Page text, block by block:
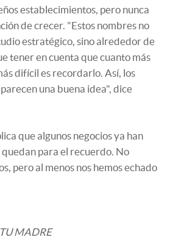
establecimientos, pero nunca
de crecer. "Estos nombres no
estratégico, sino alrededor de
tener en cuenta que cuanto más
difícil es recordarlo. Así, los
una buena idea", dice
que algunos negocios ya han
para el recuerdo. No
pero al menos nos hemos echado
MADRE